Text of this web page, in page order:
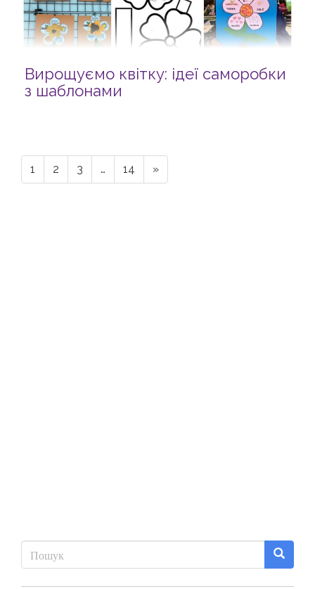
Вирощуємо квітку: ідеї саморобки
з шаблонами
1 2 3 … 14 »